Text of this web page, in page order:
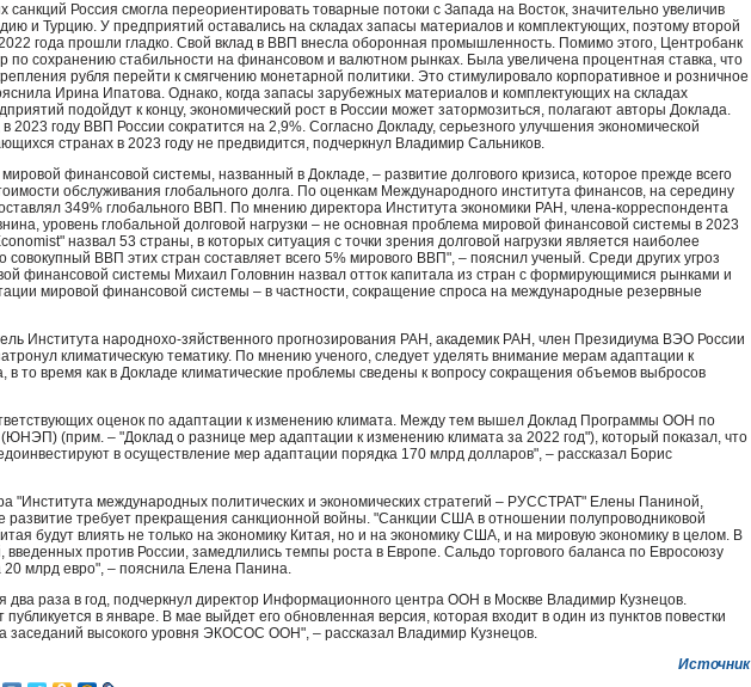
Россия смогла переориентировать товарные потоки с Запада на Восток, значительно увеличив
и Турцию. У предприятий оставались на складах запасы материалов и комплектующих, поэтому второй
года прошли гладко. Свой вклад в ВВП внесла оборонная промышленность. Помимо этого, Центробанк
по сохранению стабильности на финансовом и валютном рынках. Была увеличена процентная ставка, что
рубля перейти к смягчению монетарной политики. Это стимулировало корпоративное и розничное
Ирина Ипатова. Однако, когда запасы зарубежных материалов и комплектующих на складах
подойдут к концу, экономический рост в России может затормозиться, полагают авторы Доклада.
в 2023 году ВВП России сократится на 2,9%. Согласно Докладу, серьезного улучшения экономической
странах в 2023 году не предвидится, подчеркнул Владимир Сальников.
финансовой системы, названный в Докладе, – развитие долгового кризиса, которое прежде всего
обслуживания глобального долга. По оценкам Международного института финансов, на середину
349% глобального ВВП . По мнению директора Института экономики РАН , члена-корреспондента
уровень глобальной долговой нагрузки – не основная проблема мировой финансовой системы в 2023
назвал 53 страны, в которых ситуация с точки зрения долговой нагрузки является наиболее
совокупный ВВП этих стран составляет всего 5% мирового ВВП", – пояснил ученый. Среди других угроз
финансовой системы Михаил Головнин назвал отток капитала из стран с формирующимися рынками и
мировой финансовой системы – в частности, сокращение спроса на международные резервные
Института народнохо-зяйственного прогнозирования РАН , академик РАН , член Президиума ВЭО России
климатическую тематику. По мнению ученого, следует уделять внимание мерам адаптации к
в то время как в Докладе климатические проблемы сведены к вопросу сокращения объемов выбросов
оценок по адаптации к изменению климата. Между тем вышел Доклад Программы ООН по
ЮНЭП) (прим. – "Доклад о разнице мер адаптации к изменению климата за 2022 год"), который показал, что
в осуществление мер адаптации порядка 170 млрд долларов", – рассказал Борис
"Института международных политических и экономических стратегий – РУССТРАТ" Елены Паниной,
развитие требует прекращения санкционной войны. "Санкции США в отношении полупроводниковой
будут влиять не только на экономику Китая, но и на экономику США, и на мировую экономику в целом. В
введенных против России, замедлились темпы роста в Европе. Сальдо торгового баланса по Евросоюзу
20 млрд евро", – пояснила Елена Панина.
два раза в год, подчеркнул директор Информационного центра ООН в Москве Владимир Кузнецов.
в январе. В мае выйдет его обновленная версия, которая входит в один из пунктов повестки
заседаний высокого уровня ЭКОСОС ООН", – рассказал Владимир Кузнецов.
Источник